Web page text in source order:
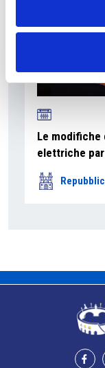
Le modifiche
elettriche